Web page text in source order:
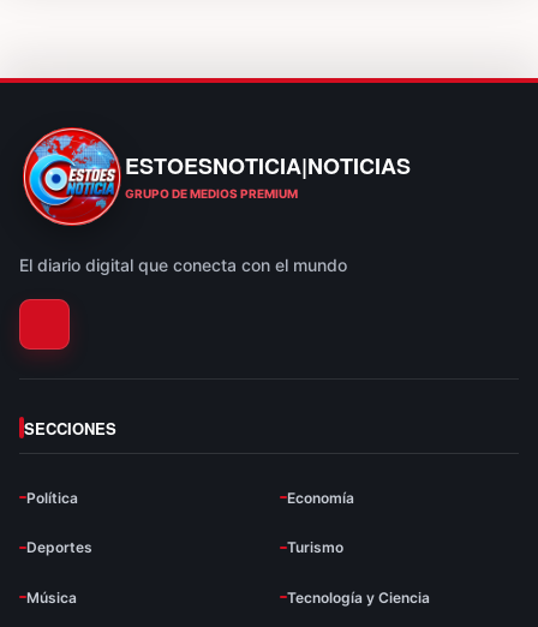
ESTOESNOTICIA|NOTICIAS
ESTOESNOTICIA|NOTICIAS
GRUPO DE MEDIOS PREMIUM
El diario digital que conecta con el mundo
SECCIONES
Política Economía
Deportes Turismo
Música Tecnología y Ciencia